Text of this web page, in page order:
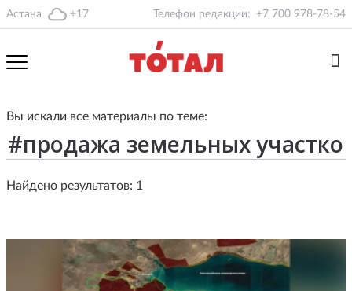
Астана +17 Телефон редакции: +7 700 978-78-54
Вы искали все материалы по теме:
Найдено результатов: 1